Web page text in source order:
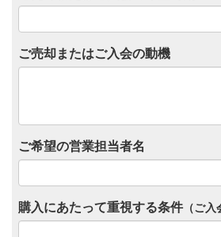
ご売却またはご入会の動機
ご希望の営業担当者名
購入にあたって重視する条件（ご入